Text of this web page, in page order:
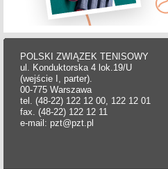
POLSKI ZWIĄZEK TENISOWY
ul. Konduktorska 4 lok.19/U
(wejście I, parter).
00-775 Warszawa
tel. (48-22) 122 12 00, 122 12 01
fax. (48-22) 122 12 11
e-mail: pzt@pzt.pl